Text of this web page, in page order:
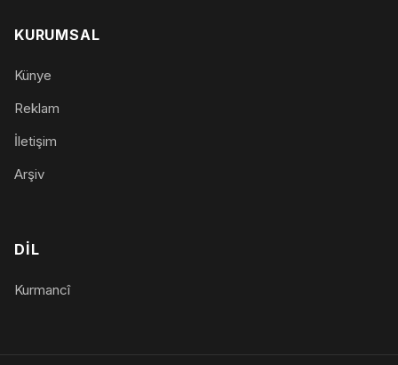
KURUMSAL
Künye
Reklam
İletişim
Arşiv
DIL
Kurmancî